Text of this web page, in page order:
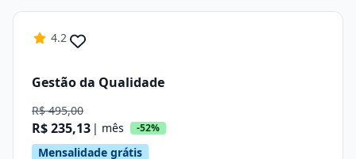
4.2
Gestão da Qualidade
R$ 495,00
R$ 235,13 | mês -52%
Mensalidade grátis